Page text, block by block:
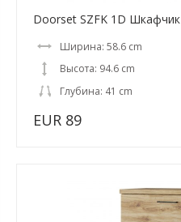
Doorset SZFK 1D Шкафчик
Ширина: 58.6 cm
Высота: 94.6 cm
Глубина: 41 cm
EUR 89